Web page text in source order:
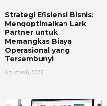
Strategi Efisiensi Bisnis:
Mengoptimalkan Lark
Partner untuk
Memangkas Biaya
Operasional yang
Tersembunyi
Agustus 6, 2026